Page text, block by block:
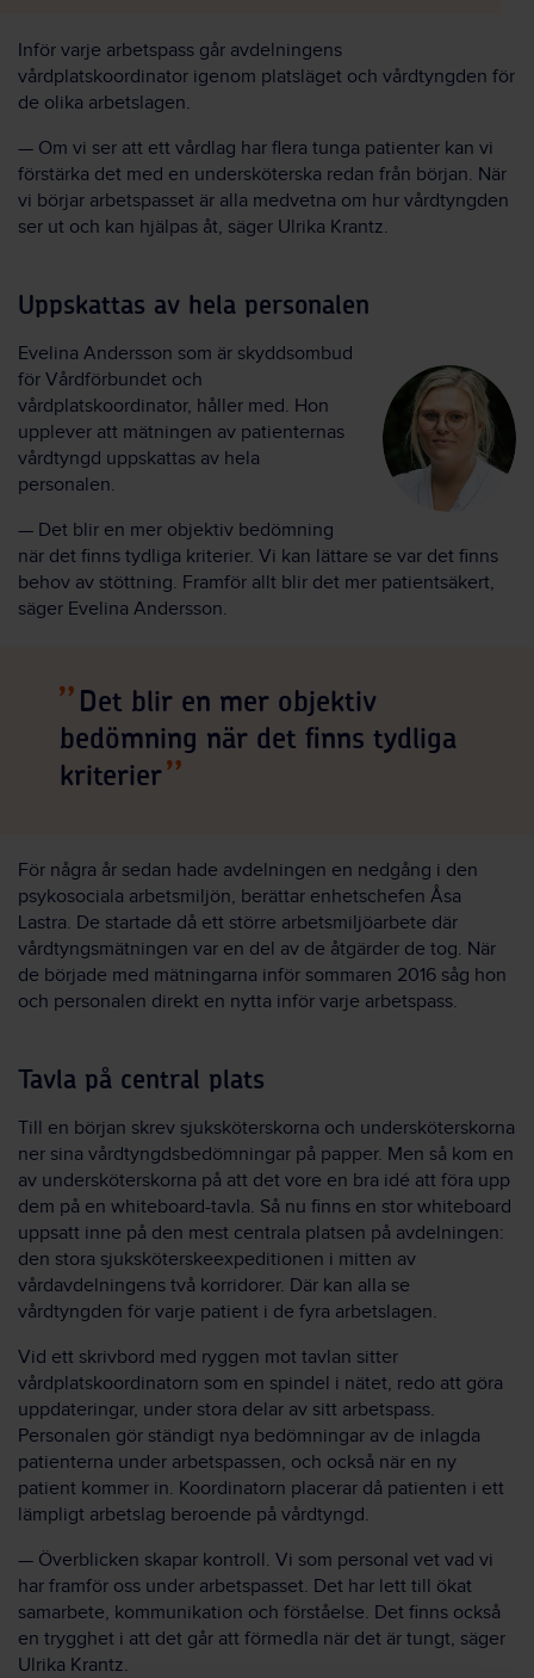
Inför varje arbetspass går avdelningens
vårdplatskoordinator igenom platsläget och vårdtyngden för
de olika arbetslagen.
— Om vi ser att ett vårdlag har flera tunga patienter kan vi
förstärka det med en undersköterska redan från början. När
vi börjar arbetspasset är alla medvetna om hur vårdtyngden
ser ut och kan hjälpas åt, säger Ulrika Krantz.
Uppskattas av hela personalen
Evelina Andersson som är skyddsombud
för Vårdförbundet och
vårdplatskoordinator, håller med. Hon
upplever att mätningen av patienternas
vårdtyngd uppskattas av hela
personalen.
— Det blir en mer objektiv bedömning
när det finns tydliga kriterier. Vi kan lättare se var det finns
behov av stöttning. Framför allt blir det mer patientsäkert,
säger Evelina Andersson.
Det blir en mer objektiv
bedömning när det finns tydliga
kriterier
För några år sedan hade avdelningen en nedgång i den
psykosociala arbetsmiljön, berättar enhetschefen Åsa
Lastra. De startade då ett större arbetsmiljöarbete där
vårdtyngsmätningen var en del av de åtgärder de tog. När
de började med mätningarna inför sommaren 2016 såg hon
och personalen direkt en nytta inför varje arbetspass.
Tavla på central plats
Till en början skrev sjuksköterskorna och undersköterskorna
ner sina vårdtyngdsbedömningar på papper. Men så kom en
av undersköterskorna på att det vore en bra idé att föra upp
dem på en whiteboard-tavla. Så nu finns en stor whiteboard
uppsatt inne på den mest centrala platsen på avdelningen:
den stora sjuksköterskeexpeditionen i mitten av
vårdavdelningens två korridorer. Där kan alla se
vårdtyngden för varje patient i de fyra arbetslagen.
Vid ett skrivbord med ryggen mot tavlan sitter
vårdplatskoordinatorn som en spindel i nätet, redo att göra
uppdateringar, under stora delar av sitt arbetspass.
Personalen gör ständigt nya bedömningar av de inlagda
patienterna under arbetspassen, och också när en ny
patient kommer in. Koordinatorn placerar då patienten i ett
lämpligt arbetslag beroende på vårdtyngd.
— Överblicken skapar kontroll. Vi som personal vet vad vi
har framför oss under arbetspasset. Det har lett till ökat
samarbete, kommunikation och förståelse. Det finns också
en trygghet i att det går att förmedla när det är tungt, säger
Ulrika Krantz.